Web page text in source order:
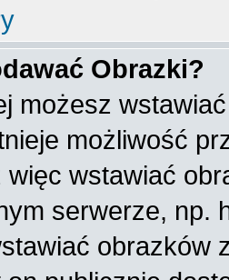
Obrazki?
możesz
możliwość
wstawiać
serwerze, np.
obrazków